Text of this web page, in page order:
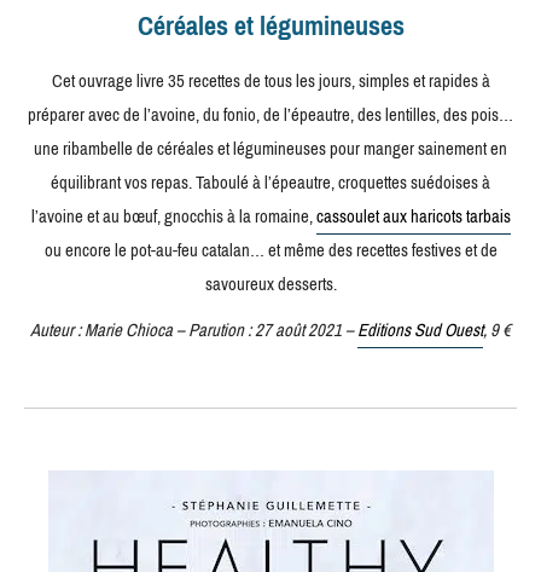
Céréales et légumineuses
Cet ouvrage livre 35 recettes de tous les jours, simples et rapides à
préparer avec de l’avoine, du fonio, de l’épeautre, des lentilles, des pois…
une ribambelle de céréales et légumineuses pour manger sainement en
équilibrant vos repas. Taboulé à l’épeautre, croquettes suédoises à
l’avoine et au bœuf, gnocchis à la romaine,cassoulet aux haricots tarbais
ou encore le pot-au-feu catalan… et même des recettes festives et de
savoureux desserts.
Auteur : Marie Chioca – Parution : 27 août 2021 –Editions Sud Ouest, 9 €